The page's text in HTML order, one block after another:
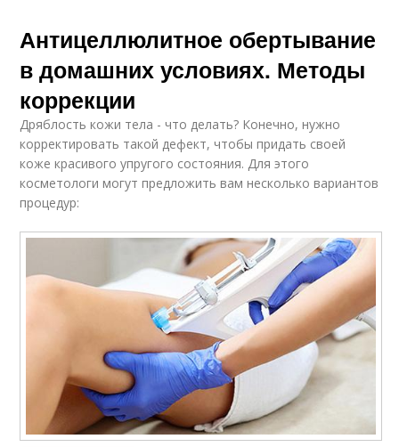
Антицеллюлитное обертывание
в домашних условиях. Методы
коррекции
Дряблость кожи тела - что делать? Конечно, нужно
корректировать такой дефект, чтобы придать своей
коже красивого упругого состояния. Для этого
косметологи могут предложить вам несколько вариантов
процедур: